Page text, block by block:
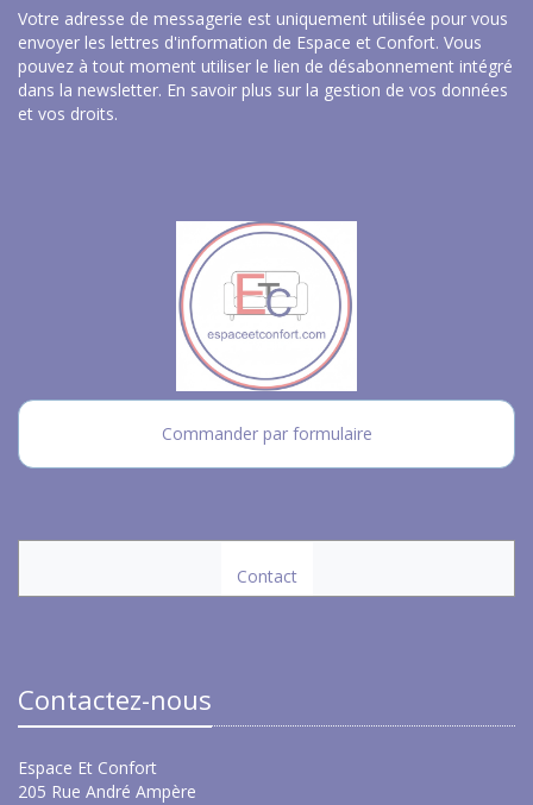
Votre adresse de messagerie est uniquement utilisée pour vous
envoyer les lettres d'information de Espace et Confort. Vous
pouvez à tout moment utiliser le lien de désabonnement intégré
dans la newsletter. En savoir plus sur la gestion de vos données
et vos droits.
Commander par formulaire
Contact
Contactez-nous
Espace Et Confort
205 Rue André Ampère